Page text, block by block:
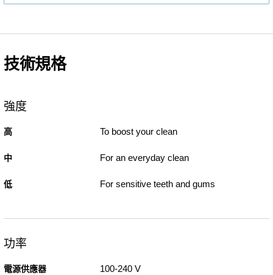
技術規格
強度
高 To boost your clean
中 For an everyday clean
低 For sensitive teeth and gums
功率
電源供應器 100-240 V